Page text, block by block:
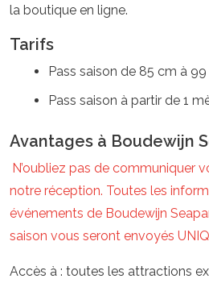
la boutique en ligne.
Tarifs
Pass saison de 85 cm à
Pass saison à partir de 1
Avantages à Boudewijn
N’oubliez pas de communiquer
notre réception. Toutes les
événements de Boudewijn
saison vous seront envoyés
Accès à : toutes les attractions